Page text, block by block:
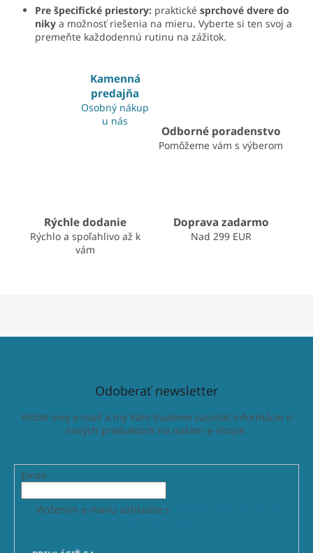
k
y
v
Pre špecifické priestory: praktické sprchové dvere do
niky a možnosť riešenia na mieru. Vyberte si ten svoj a
premeňte každodennú rutinu na zážitok.
Kamenná
predajňa
Osobný nákup
u nás
Odborné poradenstvo
Pomôžeme vám s výberom
Rýchle dodanie
Rýchlo a spoľahlivo až k
vám
Doprava zadarmo
Nad 299 EUR
Odoberať newsletter
Vložte svoj e-mail a my Vám budeme zasielať informácie o
nových produktoch na našom e-shope.
Email
Vložením e-mailu súhlasíte s